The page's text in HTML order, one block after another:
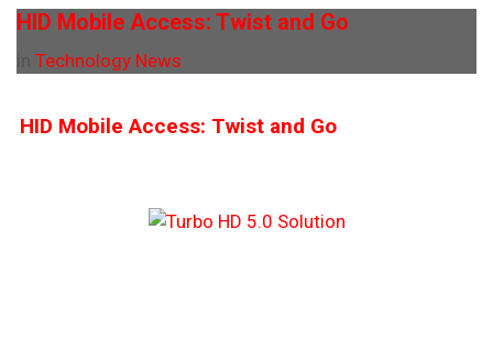
HID Mobile Access: Twist and Go
Technology News
HID Mobile Access: Twist and Go